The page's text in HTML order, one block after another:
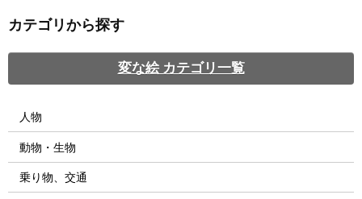
カテゴリから探す
変な絵 カテゴリ一覧
人物
動物・生物
乗り物、交通